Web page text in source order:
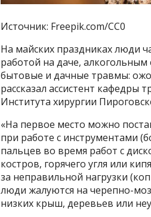
Источник: Freepik.com/CC0
На майских праздниках люди
работой на даче,
бытовые и дачные травмы:
рассказал ассистент кафедры
Института хирургии
«На первое место можно
при работе с инструментами
пальцев во время работ с
костров, горячего угля или
за неправильной нагрузки
люди жалуются на черепно-
низких крыш, деревьев или